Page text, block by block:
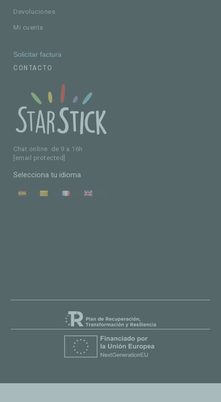
Devoluciones
Mi cuenta
Solicitar factura
CONTACTO
Chat online de 9 a 16h
[email protected]
Selecciona tu idioma
ES CA FR